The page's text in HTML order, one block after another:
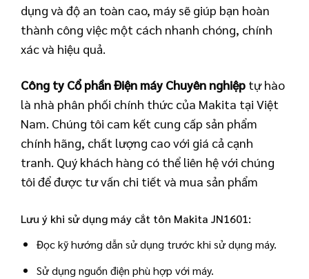
dụng và độ an toàn cao, máy sẽ giúp bạn hoàn
thành công việc một cách nhanh chóng, chính
xác và hiệu quả.
Công ty Cổ phần Điện máy Chuyên nghiệp tự hào
là nhà phân phối chính thức của Makita tại Việt
Nam. Chúng tôi cam kết cung cấp sản phẩm
chính hãng, chất lượng cao với giá cả cạnh
tranh. Quý khách hàng có thể liên hệ với chúng
tôi để được tư vấn chi tiết và mua sản phẩm
Lưu ý khi sử dụng máy cắt tôn Makita JN1601:
Đọc kỹ hướng dẫn sử dụng trước khi sử dụng máy.
Sử dụng nguồn điện phù hợp với máy.